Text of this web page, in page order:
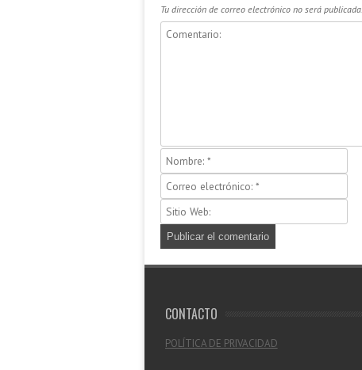
Tu dirección de correo electrónico no será publicada.
CONTACTO
POLÍTICA DE PRIVACIDAD